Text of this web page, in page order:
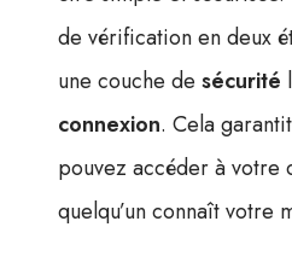
de vérification en deux
une couche de sécurité
connexion. Cela
pouvez accéder à votre
quelqu’un connaît votre